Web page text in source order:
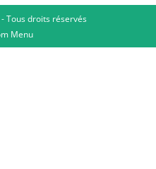
- Tous droits réservés
Menu